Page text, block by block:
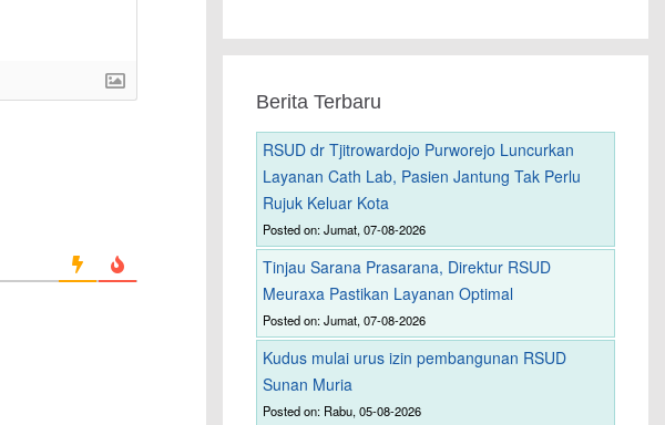
Berita Terbaru
RSUD dr Tjitrowardojo Purworejo Luncurkan
Layanan Cath Lab, Pasien Jantung Tak Perlu
Rujuk Keluar Kota
Posted on: Jumat, 07-08-2026
Tinjau Sarana Prasarana, Direktur RSUD
Meuraxa Pastikan Layanan Optimal
Posted on: Jumat, 07-08-2026
Kudus mulai urus izin pembangunan RSUD
Sunan Muria
Posted on: Rabu, 05-08-2026